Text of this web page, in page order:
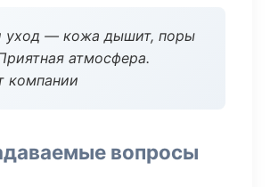
уход — кожа дышит, поры
атмосфера.
компании
вопросы